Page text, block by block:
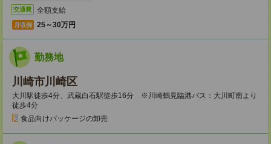
交通費 全額支給
月収例 25～30万円
勤務地
川崎市川崎区
大川駅徒歩4分、武蔵白石駅徒歩16分 ※川崎鶴見臨港バス：大川町南より
徒歩4分
食品向けパッケージの卸売